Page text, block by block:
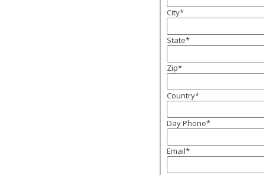
City*
State*
Zip*
Country*
Day Phone*
Email*